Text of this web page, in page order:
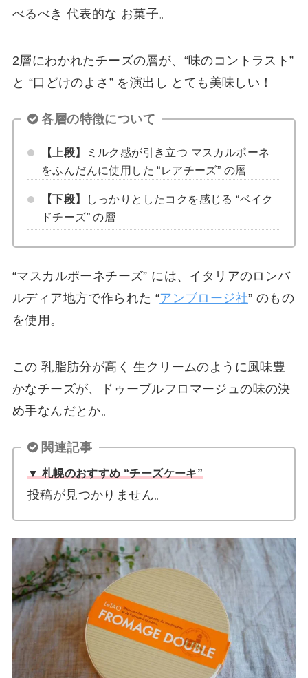
べるべき 代表的な お菓子。
2層にわかれたチーズの層が、“味のコントラスト”
と “口どけのよさ” を演出し とても美味しい！
各層の特徴について
【上段】
ミルク感が引き立つ マスカルポーネ
をふんだんに使用した “レアチーズ” の層
【下段】
しっかりとしたコクを感じる “ベイク
ドチーズ” の層
“マスカルポーネチーズ” には、イタリアのロンバ
ルディア地方で作られた “アンブロージ社” のもの
を使用。
この 乳脂肪分が高く 生クリームのように風味豊
かなチーズが、ドゥーブルフロマージュの味の決
め手なんだとか。
関連記事
▼ 札幌のおすすめ “チーズケーキ”
投稿が見つかりません。